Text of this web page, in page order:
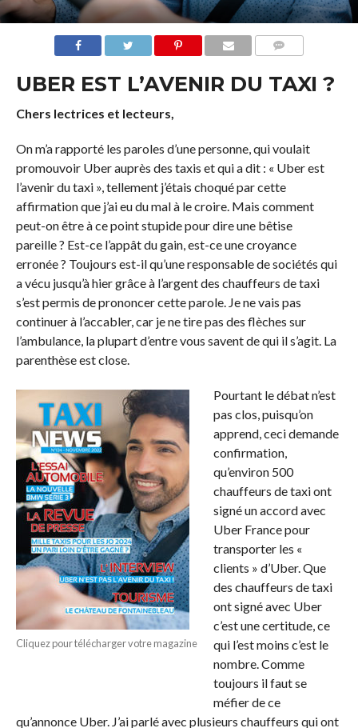
UBER EST L’AVENIR DU TAXI ?
Chers lectrices et lecteurs,
On m’a rapporté les paroles d’une personne, qui voulait
promouvoir Uber auprès des taxis et qui a dit : « Uber est
l’avenir du taxi », tellement j’étais choqué par cette
affirmation que j’ai eu du mal à le croire. Mais comment
peut-on être à ce point stupide pour dire une bêtise
pareille ? Est-ce l’appât du gain, est-ce une croyance
erronée ? Toujours est-il qu’une responsable de sociétés qui
a vécu jusqu’à hier grâce à l’argent des chauffeurs de taxi
s’est permis de prononcer cette parole. Je ne vais pas
continuer à l’accabler, car je ne tire pas des flèches sur
l’ambulance, la plupart d’entre vous savent de qui il s’agit. La
parenthèse est close.
Cliquez pour télécharger votre magazine
Pourtant le débat n’est
pas clos, puisqu’on
apprend, ceci demande
confirmation,
qu’environ 500
chauffeurs de taxi ont
signé un accord avec
Uber France pour
transporter les «
clients » d’Uber. Que
des chauffeurs de taxi
ont signé avec Uber
c’est une certitude, ce
qui l’est moins c’est le
nombre. Comme
toujours il faut se
méfier de ce
qu’annonce Uber. J’ai parlé avec plusieurs chauffeurs qui ont